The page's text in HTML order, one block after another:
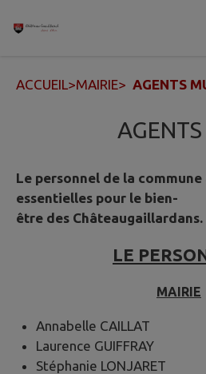
Contenu
ACCUEIL>MAIRIE> AGENTS
Le personnel de la commune
essentielles pour le bien-
être des Châteaugaillardans.
LE
MAIRIE
Annabelle CAILLAT
Laurence GUIFFRAY
Stéphanie LONJARET